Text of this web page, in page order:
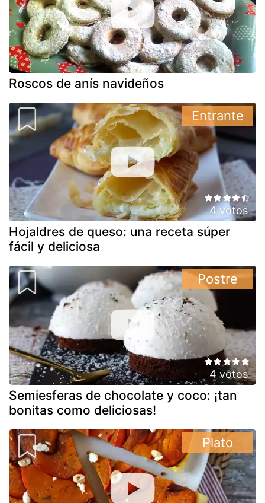
Roscos de anís navideños
4 votos
Hojaldres de queso: una receta súper
fácil y deliciosa
Entrante
4 votos
Semiesferas de chocolate y coco: ¡tan
bonitas como deliciosas!
Postre
Plato